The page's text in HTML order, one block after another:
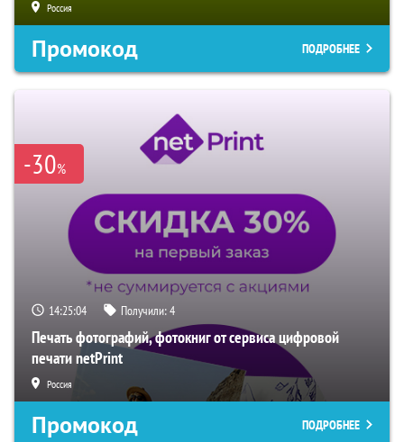
Россия
Промокод ПОДРОБНЕЕ
-30%
14:25:02 Получили:4
Печать фотографий, фотокниг от сервиса цифровой
печати netPrint
Россия
Промокод ПОДРОБНЕЕ